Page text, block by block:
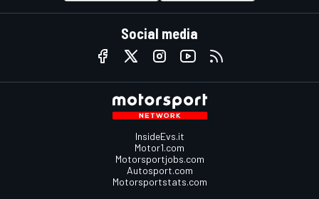
Social media
InsideEvs.it
Motor1.com
Motorsportjobs.com
Autosport.com
Motorsportstats.com